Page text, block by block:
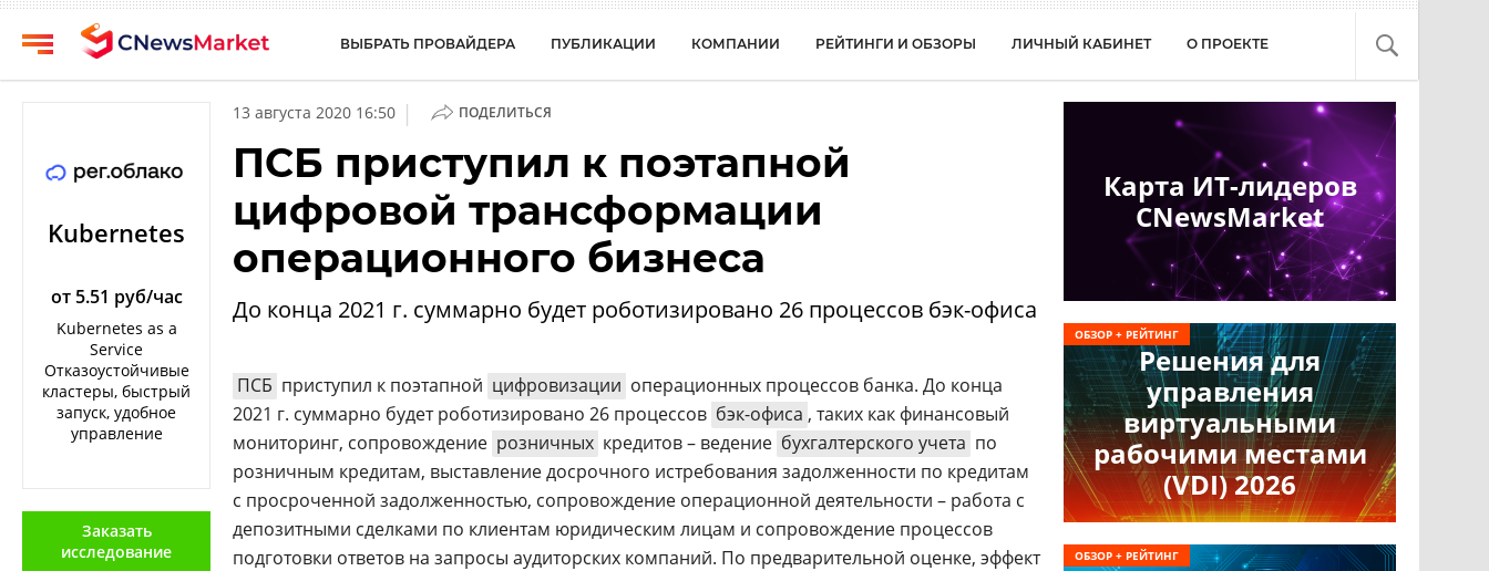
Публикации
обзоры
Личный
кабинет
проекте
Аналитика
Конференции
Конференции
Техника
ВЫБРАТЬ ПРОВАЙДЕРА ПУБЛИКАЦИИ КОМПАНИИ РЕЙТИНГИ И ОБЗОРЫ ЛИЧНЫЙ КАБИНЕТ О ПРОЕКТЕ
Kubernetes
от 5.51 руб/час
Kubernetes as a
Service
Отказоустойчивые
кластеры, быстрый
запуск, удобное
управление
Заказать
исследование
13 августа 2020 16:50 | ПОДЕЛИТЬСЯ
ПСБ приступил к поэтапной
цифровой трансформации
операционного бизнеса
До конца 2021 г. суммарно будет роботизировано 26 процессов бэк-офиса
ПСБ приступил к поэтапной цифровизации операционных процессов банка. До конца
2021 г. суммарно будет роботизировано 26 процессов бэк-офиса , таких как финансовый
мониторинг, сопровождение розничных кредитов – ведение бухгалтерского учета по
розничным кредитам, выставление досрочного истребования задолженности по кредитам
с просроченной задолженностью, сопровождение операционной деятельности – работа с
депозитными сделками по клиентам юридическим лицам и сопровождение процессов
подготовки ответов на запросы аудиторских компаний. По предварительной оценке, эффект
Карта ИТ-лидеров
CNewsMarket
Решения для
управления
виртуальными
рабочими местами
(VDI) 2026
ОБЗОР + РЕЙТИНГ
ОБЗОР + РЕЙТИНГ